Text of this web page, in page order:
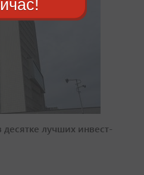
лучших инвест-